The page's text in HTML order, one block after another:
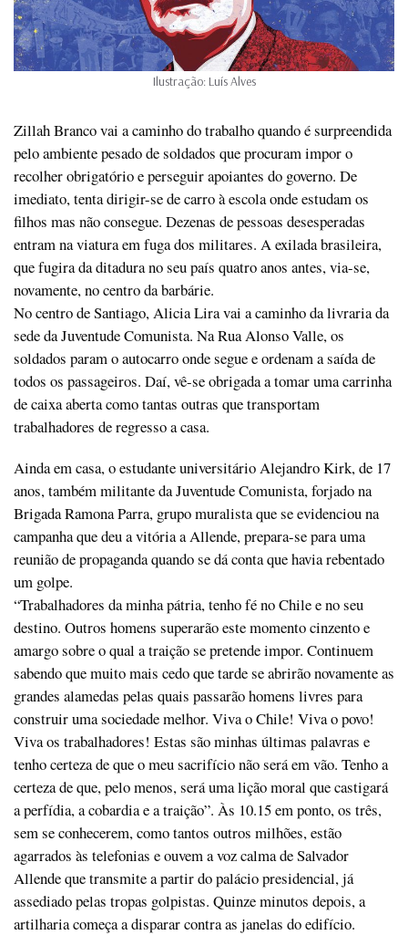
Ilustração: Luís Alves
Zillah Branco vai a caminho do trabalho quando é surpreendida
pelo ambiente pesado de soldados que procuram impor o
recolher obrigatório e perseguir apoiantes do governo. De
imediato, tenta dirigir-se de carro à escola onde estudam os
filhos mas não consegue. Dezenas de pessoas desesperadas
entram na viatura em fuga dos militares. A exilada brasileira,
que fugira da ditadura no seu país quatro anos antes, via-se,
novamente, no centro da barbárie.
No centro de Santiago, Alicia Lira vai a caminho da livraria da
sede da Juventude Comunista. Na Rua Alonso Valle, os
soldados param o autocarro onde segue e ordenam a saída de
todos os passageiros. Daí, vê-se obrigada a tomar uma carrinha
de caixa aberta como tantas outras que transportam
trabalhadores de regresso a casa.
Ainda em casa, o estudante universitário Alejandro Kirk, de 17
anos, também militante da Juventude Comunista, forjado na
Brigada Ramona Parra, grupo muralista que se evidenciou na
campanha que deu a vitória a Allende, prepara-se para uma
reunião de propaganda quando se dá conta que havia rebentado
um golpe.
“Trabalhadores da minha pátria, tenho fé no Chile e no seu
destino. Outros homens superarão este momento cinzento e
amargo sobre o qual a traição se pretende impor. Continuem
sabendo que muito mais cedo que tarde se abrirão novamente as
grandes alamedas pelas quais passarão homens livres para
construir uma sociedade melhor. Viva o Chile! Viva o povo!
Viva os trabalhadores! Estas são minhas últimas palavras e
tenho certeza de que o meu sacrifício não será em vão. Tenho a
certeza de que, pelo menos, será uma lição moral que castigará
a perfídia, a cobardia e a traição”. Às 10.15 em ponto, os três,
sem se conhecerem, como tantos outros milhões, estão
agarrados às telefonias e ouvem a voz calma de Salvador
Allende que transmite a partir do palácio presidencial, já
assediado pelas tropas golpistas. Quinze minutos depois, a
artilharia começa a disparar contra as janelas do edifício.